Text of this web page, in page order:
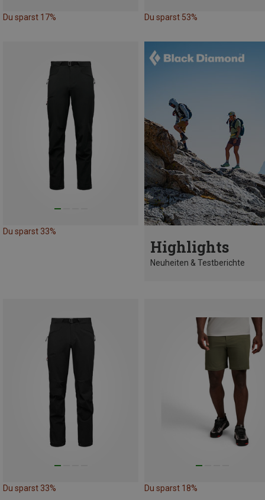
Du sparst 17% Du sparst 53%
Du sparst 33%
Highlights
Neuheiten & Testberichte
Du sparst 33% Du sparst 18%